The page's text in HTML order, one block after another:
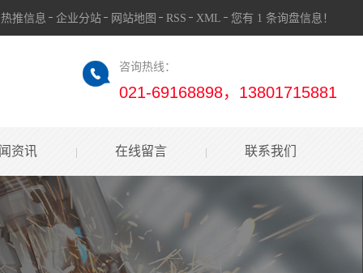
热推信息 企业分站 网站地图 RSS XML 您有 1 条询盘信息！
咨询热线：
021-69168898，13801715881
资讯 在线留言 联系我们